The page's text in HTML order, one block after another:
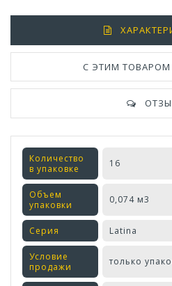
С ЭТИМ
Количество
в упаковке
16
Объем
упаковки
0,074 м3
Серия Latina
Условие
продажи
только